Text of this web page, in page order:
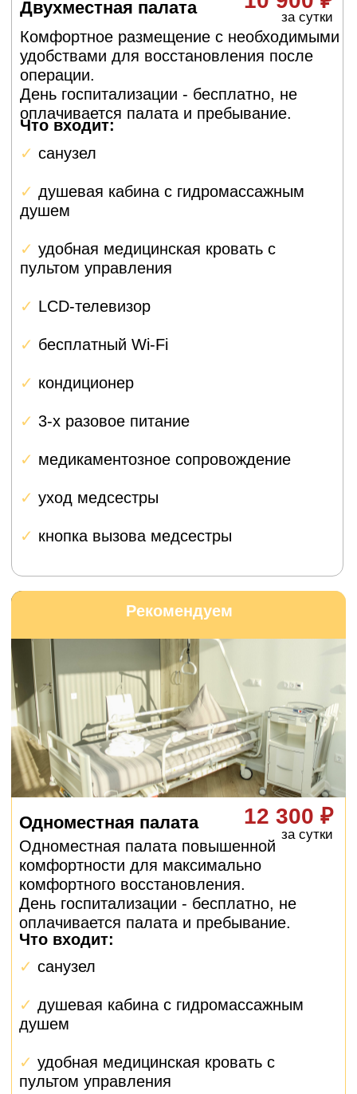
Частичная замена коленного сустава: заменяют
только один отдел. Это менее инвазивно, чем
тотальное, восстановление быстрее (2–3 недели
вместо 6–8 недель), но подходит только для
локального артроза. Одномыщелковый
протез сохраняет больше собственных тканей и
Одномыщелковое
коленного сустава
ослабился, сломался или вызвал инфекцию.
Операция сложнее, чем первичная, потому что
кость уже повреждена и нужно устанавливать
6–9 месяцев.
эндопротезирование
коленного сустава
Современные протезы позволяют оставить
переднюю и заднюю крестообразные связки,
движение и ощущение.
колена с сохранением
сопровождение на всех
Мы понимаем, что операция — это стресс,
особенно когда вы приезжаете из другого
города.
Поэтому каждому пациенту из Краснодара
мы предоставляем личного координатора
с медицинским образованием.
персональное
Помощь с записью на прием,
организацией анализов, бронированием
палаты и планированием поездки из
Краснодара.
Планирование и координация
Даже после возвращения в Краснодар
ваш менеджер остается на связи,
на вопросы.
Контроль после выписки
Подготовка всех необходимых
документов, оформление больничного
листа, получение выписок и справок.